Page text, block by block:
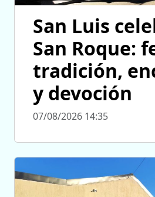
San Luis
San Roque:
tradición,
y devoción
07/08/2026 14:35